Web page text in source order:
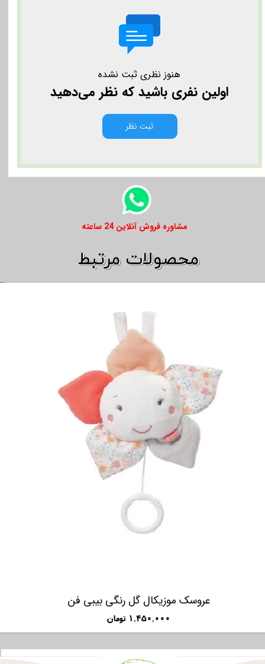
هنوز نظری ثبت نشده
اولین نفری باشید که نظر می‌دهید
ثبت نظر
​​مشاوره فروش آنلاین 24 ساعته
عروسک موزیکال گل رنگی بیبی فن
۱,۴۵۰,۰۰۰ تومان
​​محصولات مرتبط